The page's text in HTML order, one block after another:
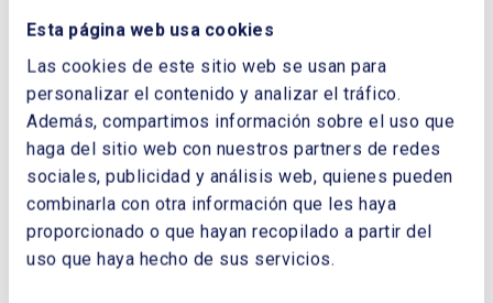
Esta página web usa cookies
Las cookies de este sitio web se usan para
personalizar el contenido y analizar el tráfico.
Además, compartimos información sobre el uso que
haga del sitio web con nuestros partners de redes
sociales, publicidad y análisis web, quienes pueden
combinarla con otra información que les haya
proporcionado o que hayan recopilado a partir del
uso que haya hecho de sus servicios.
NOMBRE Y APELLIDOS:
EMPRESA:
CORREO ELECTRÓNICO: